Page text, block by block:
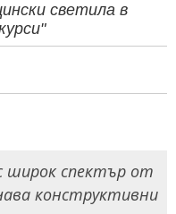
светила в
широк спектър от
конструктивни